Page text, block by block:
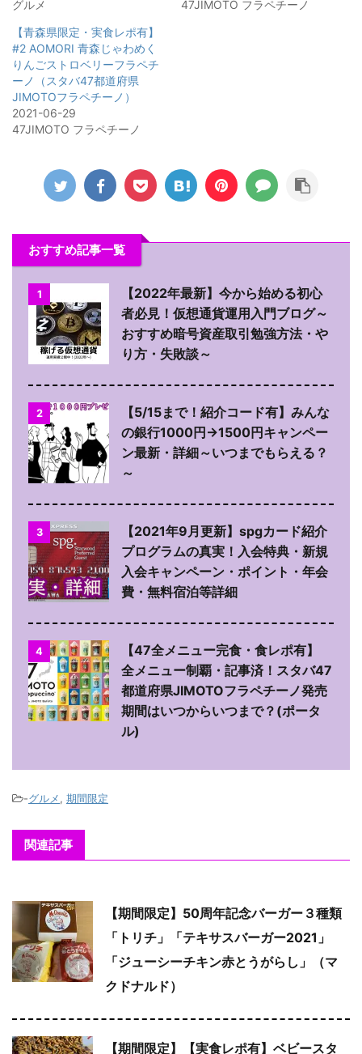
グルメ
47JIMOTO フラペチーノ
【青森県限定・実食レポ有】
#2 AOMORI 青森じゃわめく
りんごストロベリーフラペチ
ーノ（スタバ47都道府県
JIMOTOフラペチーノ）
2021-06-29
47JIMOTO フラペチーノ
おすすめ記事一覧
1
【2022年最新】今から始める初心
者必見！仮想通貨運用入門ブログ～
おすすめ暗号資産取引勉強方法・や
り方・失敗談～
2
【5/15まで！紹介コード有】みんな
の銀行1000円→1500円キャンペー
ン最新・詳細～いつまでもらえる？
～
3
【2021年9月更新】spgカード紹介
プログラムの真実！入会特典・新規
入会キャンペーン・ポイント・年会
費・無料宿泊等詳細
4
【47全メニュー完食・食レポ有】
全メニュー制覇・記事済！スタバ47
都道府県JIMOTOフラペチーノ発売
期間はいつからいつまで？(ポータ
ル)
-グルメ, 期間限定
関連記事
【期間限定】50周年記念バーガー３種類
「トリチ」「テキサスバーガー2021」
「ジューシーチキン赤とうがらし」（マ
クドナルド）
【期間限定】【実食レポ有】ベビースタ